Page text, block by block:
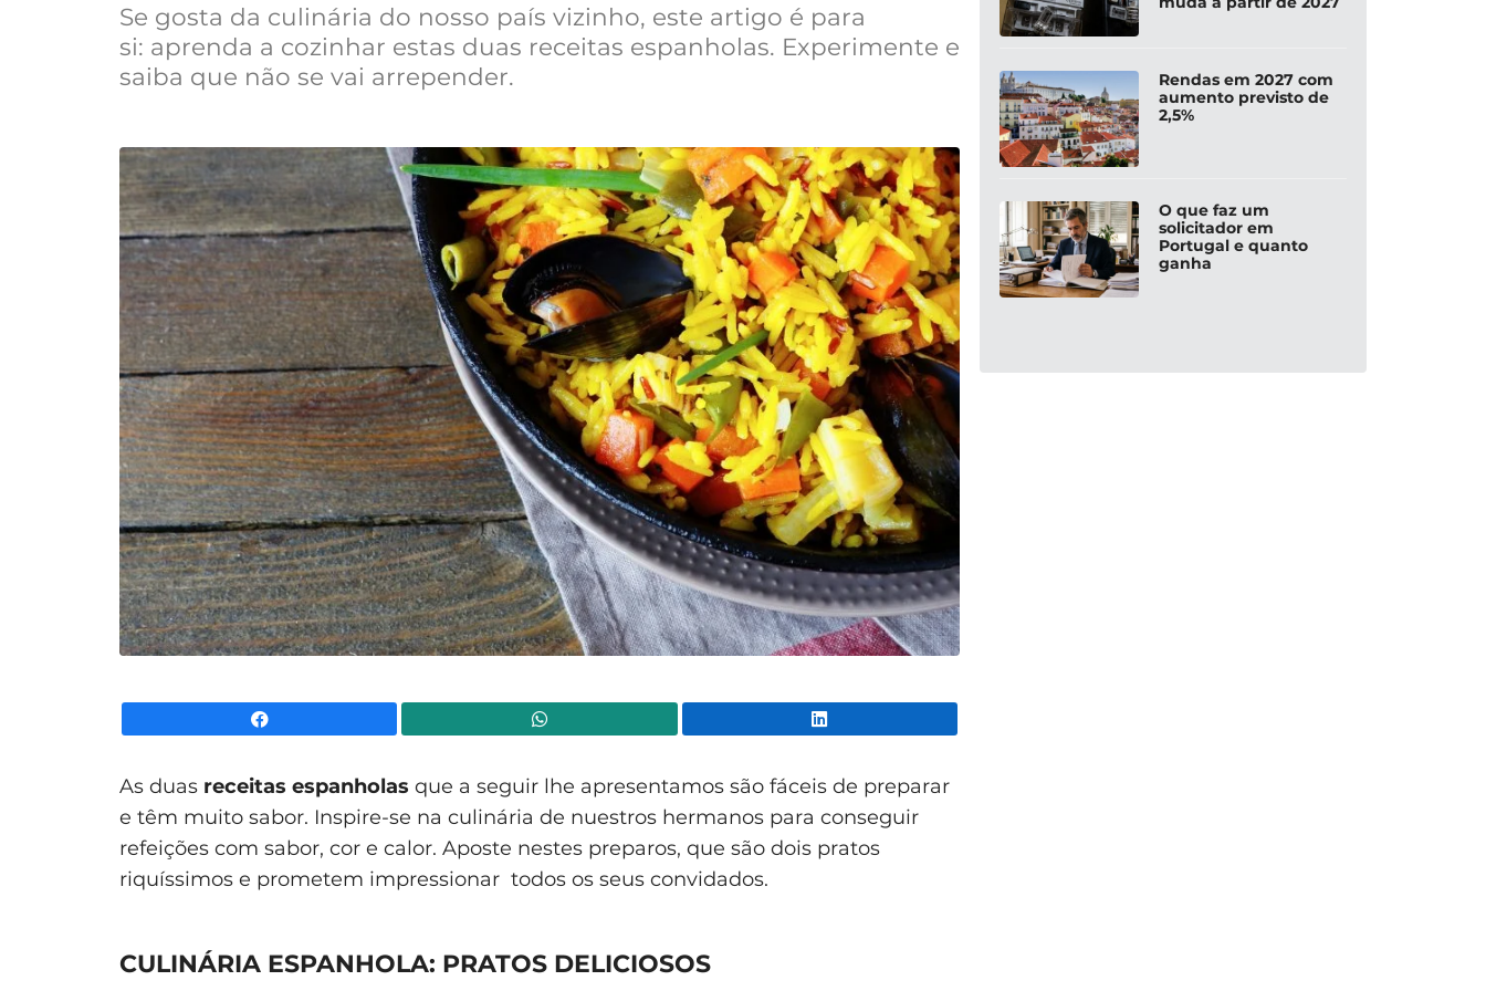
Se gosta da culinária do nosso país vizinho, este artigo é para
si: aprenda a cozinhar estas duas receitas espanholas. Experimente e
saiba que não se vai arrepender.
As duas receitas espanholas que a seguir lhe apresentamos são fáceis de preparar
e têm muito sabor. Inspire-se na culinária de nuestros hermanos para conseguir
refeições com sabor, cor e calor. Aposte nestes preparos, que são dois pratos
riquíssimos e prometem impressionar todos os seus convidados.
CULINÁRIA ESPANHOLA: PRATOS DELICIOSOS
Rendas em 2027 com
aumento previsto de
2,5%
O que faz um
solicitador em
Portugal e quanto
ganha